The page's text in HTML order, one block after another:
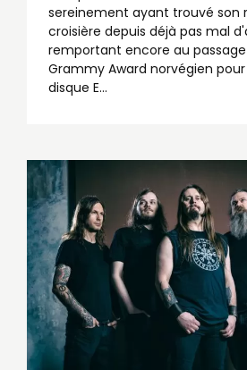
sereinement ayant trouvé son
croisière depuis déjà pas mal
remportant encore au
Grammy Award norvégien
disque E...